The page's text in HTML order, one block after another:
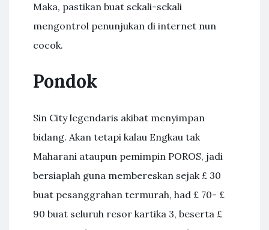
Maka, pastikan buat sekali-sekali
mengontrol penunjukan di internet nun
cocok.
Pondok
Sin City legendaris akibat menyimpan
bidang. Akan tetapi kalau Engkau tak
Maharani ataupun pemimpin POROS, jadi
bersiaplah guna membereskan sejak £ 30
buat pesanggrahan termurah, had £ 70- £
90 buat seluruh resor kartika 3, beserta £